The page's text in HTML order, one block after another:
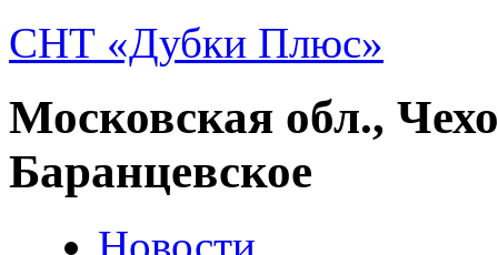
СНТ «Дубки Плюс»
Московская обл.,
Баранцевское
Новости